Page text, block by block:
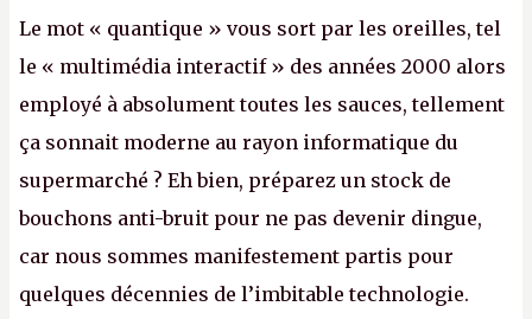
Le mot « quantique » vous sort par les oreilles, tel
le « multimédia interactif » des années 2000 alors
employé à absolument toutes les sauces, tellement
ça sonnait moderne au rayon informatique du
supermarché ? Eh bien, préparez un stock de
bouchons anti-bruit pour ne pas devenir dingue,
car nous sommes manifestement partis pour
quelques décennies de l’imbitable technologie.